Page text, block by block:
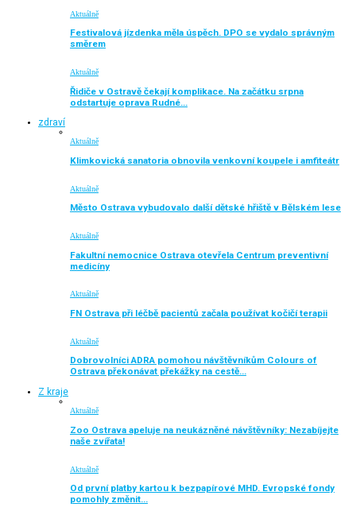
Aktuálně
Festivalová jízdenka měla úspěch. DPO se vydalo správným
směrem
Aktuálně
Řidiče v Ostravě čekají komplikace. Na začátku srpna
odstartuje oprava Rudné…
zdraví
Aktuálně
Klimkovická sanatoria obnovila venkovní koupele i amfiteátr
Aktuálně
Město Ostrava vybudovalo další dětské hřiště v Bělském lese
Aktuálně
Fakultní nemocnice Ostrava otevřela Centrum preventivní
medicíny
Aktuálně
FN Ostrava při léčbě pacientů začala používat kočičí terapii
Aktuálně
Dobrovolníci ADRA pomohou návštěvníkům Colours of
Ostrava překonávat překážky na cestě…
Z kraje
Aktuálně
Zoo Ostrava apeluje na neukázněné návštěvníky: Nezabíjejte
naše zvířata!
Aktuálně
Od první platby kartou k bezpapírové MHD. Evropské fondy
pomohly změnit…